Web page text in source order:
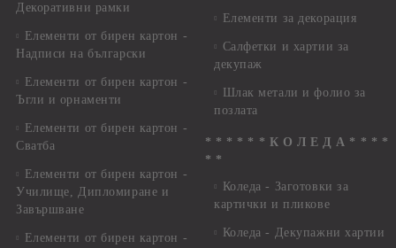
Декоративни рамки
Елементи от бирен картон -
Надписи на български
Елементи от бирен картон -
Ъгли и орнаменти
Елементи от бирен картон -
Сватба
Елементи от бирен картон -
Училище, Дипломиране и
Завършване
Елементи от бирен картон -
Елементи за декорация
Салфетки и хартии за
декупаж
Шлак метали и фолио за
позлата
* * * * * * К О Л Е Д А * * * *
* *
Коледа - Заготовки за
картички и пликове
Коледа - Декупажни хартии